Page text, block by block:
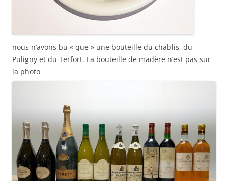
nous n’avons bu « que » une bouteille du chablis, du
Puligny et du Terfort. La bouteille de madère n’est pas sur
la photo